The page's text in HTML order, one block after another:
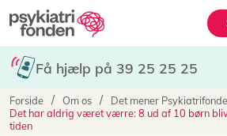
Gå
til
hovedindhold
Hovedmenu
Få hjælp på 39 25 25 25
Brødkrumme
Forside Om os
Det mener
Det har aldrig været værre: 8 ud af 10 børn
tiden